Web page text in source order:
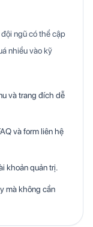
ngũ có thể cập
nhiều vào kỹ
và trang đích dễ
và form liên hệ
khoản quản trị.
mà không cần